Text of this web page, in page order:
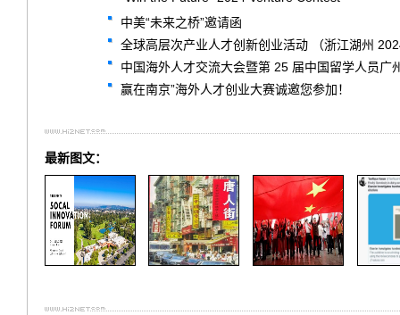
中美“未来之桥”邀请函
全球高层次产业人才创新创业活动 （浙江湖州
中国海外人才交流大会暨第 25 届中国留学人员广
赢在南京”海外人才创业大赛诚邀您参加！
最新图文：